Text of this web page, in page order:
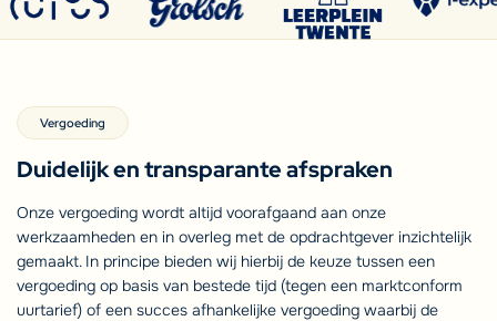
Vergoeding
Duidelijk en transparante afspraken
Onze vergoeding wordt altijd voorafgaand aan onze
werkzaamheden en in overleg met de opdrachtgever inzichtelijk
gemaakt. In principe bieden wij hierbij de keuze tussen een
vergoeding op basis van bestede tijd (tegen een marktconform
uurtarief) of een succes afhankelijke vergoeding waarbij de